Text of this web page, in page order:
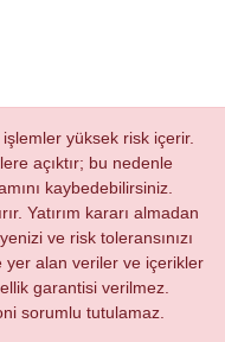
işlemler yüksek risk içerir.
açıktır; bu nedenle
kaybedebilirsiniz.
Yatırım kararı almadan
ve risk toleransınızı
yer alan veriler ve içerikler
garantisi verilmez.
sorumlu tutulamaz.